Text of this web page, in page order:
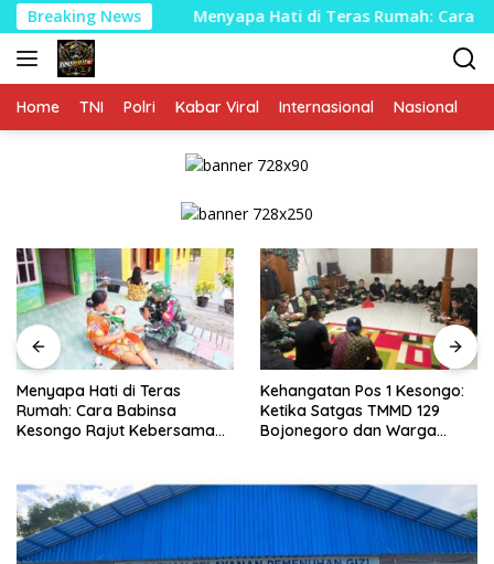
Langsung
ke
konten
Breaking News
Menyapa Hati di Teras Rumah: Cara Babinsa Kesongo
Home TNI Polri Kabar Viral Internasional Nasional
Menyapa Hati di Teras
Rumah: Cara Babinsa
Kesongo Rajut Kebersamaan
Kehangatan Pos 1 Kesongo:
Ketika Satgas TMMD 129
Bojonegoro dan Warga